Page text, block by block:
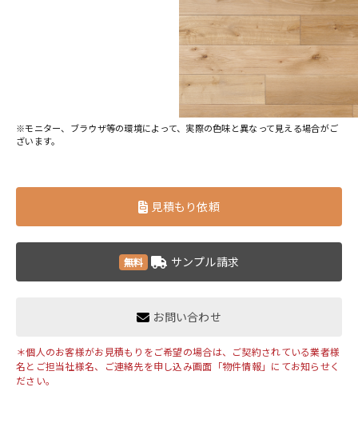
※モニター、ブラウザ等の環境によって、実際の色味と異なって見える場合がご
ざいます。
見積もり依頼
無料 サンプル請求
お問い合わせ
＊個人のお客様がお見積もりをご希望の場合は、ご契約されている業者様
名とご担当社様名、ご連絡先を申し込み画面「物件情報」にてお知らせく
ださい。